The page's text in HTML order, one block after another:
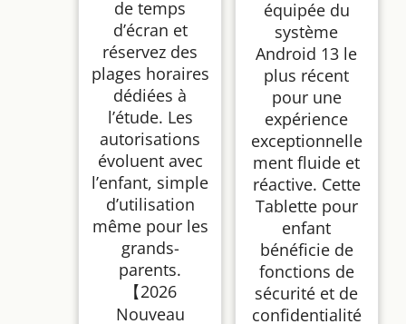
de temps
d’écran et
réservez des
plages horaires
dédiées à
l’étude. Les
autorisations
évoluent avec
l’enfant, simple
d’utilisation
même pour les
grands-
parents.
【2026
Nouveau
équipée du
système
Android 13 le
plus récent
pour une
expérience
exceptionnelle
ment fluide et
réactive. Cette
Tablette pour
enfant
bénéficie de
fonctions de
sécurité et de
confidentialité